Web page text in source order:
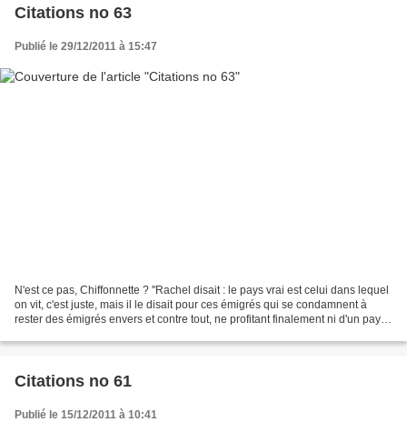
Citations no 63
Publié le 29/12/2011 à 15:47
N'est ce pas, Chiffonnette ? ''Rachel disait : le pays vrai est celui dans lequel
on vit, c'est juste, mais il le disait pour ces émigrés qui se condamnent à
rester des émigrés envers et contre tout, ne profitant finalement ni d'un pays,
Citations no 61
Publié le 15/12/2011 à 10:41